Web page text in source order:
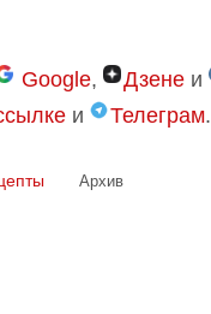
Google, Дзене и
и Телеграм.
Архив